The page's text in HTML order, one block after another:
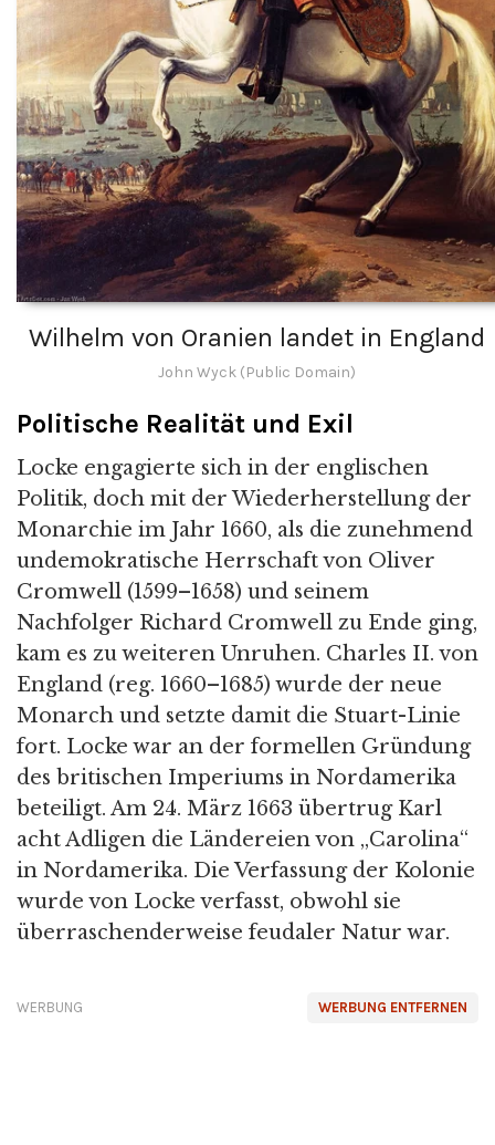
Wilhelm von Oranien landet in England
John Wyck (Public Domain)
Politische Realität und Exil
Locke engagierte sich in der englischen
Politik, doch mit der Wiederherstellung der
Monarchie im Jahr 1660, als die zunehmend
undemokratische Herrschaft von Oliver
Cromwell (1599–1658) und seinem
Nachfolger Richard Cromwell zu Ende ging,
kam es zu weiteren Unruhen. Charles II. von
England (reg. 1660–1685) wurde der neue
Monarch und setzte damit die Stuart-Linie
fort. Locke war an der formellen Gründung
des britischen Imperiums in Nordamerika
beteiligt. Am 24. März 1663 übertrug Karl
acht Adligen die Ländereien von „Carolina“
in Nordamerika. Die Verfassung der Kolonie
wurde von Locke verfasst, obwohl sie
überraschenderweise feudaler Natur war.
WERBUNG ENTFERNEN
WERBUNG